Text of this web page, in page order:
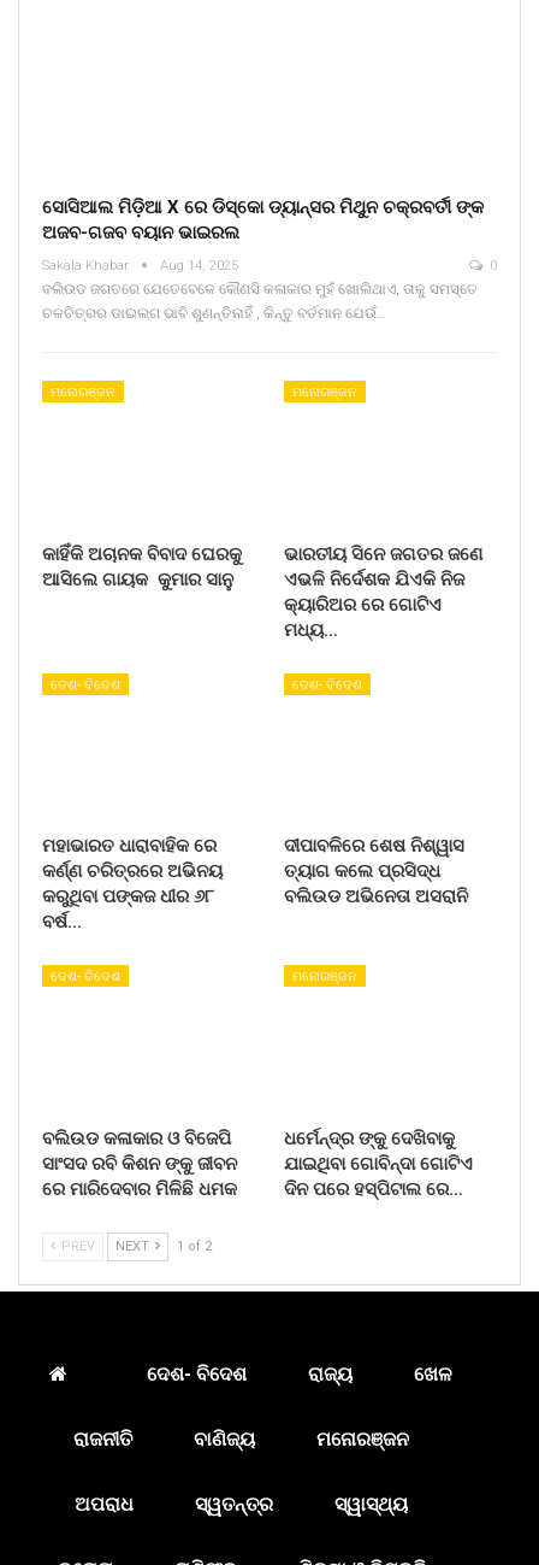
ସୋସିଆଲ ମିଡ଼ିଆ X ରେ ଡିସ୍କୋ ଡ୍ୟାନ୍ସର ମିଥୁନ ଚକ୍ରବର୍ତୀ ଙ୍କ
ଅଜବ-ଗଜବ ବୟାନ ଭାଇରଲ
Sakala Khabar Aug 14, 2025 0
ବଲିଉଡ ଜଗତରେ ଯେତେବେଳେ କୌଣସି କଳାକାର ମୁହଁ ଖୋଲିଥାଏ, ତାକୁ ସମସ୍ତେ
ଚଳଚିତ୍ରର ଡାଇଲଗ ଭାବି ଶୁଣନ୍ତିନାହିଁ , କିନ୍ତୁ ବର୍ତମାନ ଯେଉଁ…
ମନୋରଞ୍ଜନ
କାହିଁକି ଅଚାନକ ବିବାଦ ଘେରକୁ
ଆସିଲେ ଗାୟକ କୁମାର ସାନୁ
ମନୋରଞ୍ଜନ
ଭାରତୀୟ ସିନେ ଜଗତର ଜଣେ
ଏଭଳି ନିର୍ଦେଶକ ଯିଏକି ନିଜ
କ୍ୟାରିଅର ରେ ଗୋଟିଏ
ମଧ୍ୟ…
ଦେଶ- ବିଦେଶ
ମହାଭାରତ ଧାରାବାହିକ ରେ
କର୍ଣ୍ଣ ଚରିତ୍ରରେ ଅଭିନୟ
କରୁଥିବା ପଙ୍କଜ ଧୀର ୬୮
ବର୍ଷ…
ଦେଶ- ବିଦେଶ
ଦୀପାବଳିରେ ଶେଷ ନିଶ୍ୱାସ
ତ୍ୟାଗ କଲେ ପ୍ରସିଦ୍ଧ
ବଲିଉଡ ଅଭିନେତା ଅସରାନି
ଦେଶ- ବିଦେଶ
ବଲିଉଡ କଳାକାର ଓ ବିଜେପି
ସାଂସଦ ରବି କିଶନ ଙ୍କୁ ଜୀବନ
ରେ ମାରିଦେବାର ମିଳିଛି ଧମକ
ମନୋରଞ୍ଜନ
ଧର୍ମେନ୍ଦ୍ର ଙ୍କୁ ଦେଖିବାକୁ
ଯାଇଥିବା ଗୋବିନ୍ଦା ଗୋଟିଏ
ଦିନ ପରେ ହସ୍ପିଟାଲ ରେ…
PREV NEXT 1 of 2
ଦେଶ- ବିଦେଶ ରାଜ୍ୟ ଖେଳ
ରାଜନୀତି ବାଣିଜ୍ୟ ମନୋରଞ୍ଜନ
ଅପରାଧ ସ୍ୱତନ୍ତ୍ର ସ୍ୱାସ୍ଥ୍ୟ